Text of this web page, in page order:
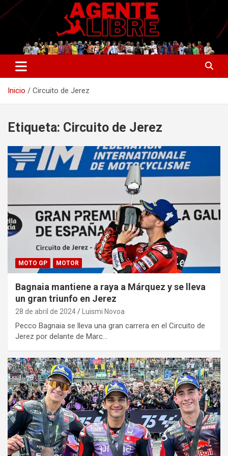
Saltar
al
Agente Libre Digital
La nueva generación del periodismo deportivo.
Inicio Circuito de Jerez
Etiqueta: Circuito de Jerez
MOTO GP MOTOR
Bagnaia mantiene a raya a Márquez y se lleva
un gran triunfo en Jerez
28 de abril de 2024 Luismi Novoa
Pecco Bagnaia se lleva una gran carrera en el Circuito de
Jerez por delante de Marc…